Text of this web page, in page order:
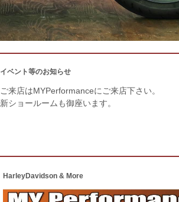
イベント等のお知らせ
ご来店はMYPerformanceにご来店下さい。
新ショールームも御座います。
HarleyDavidson & More